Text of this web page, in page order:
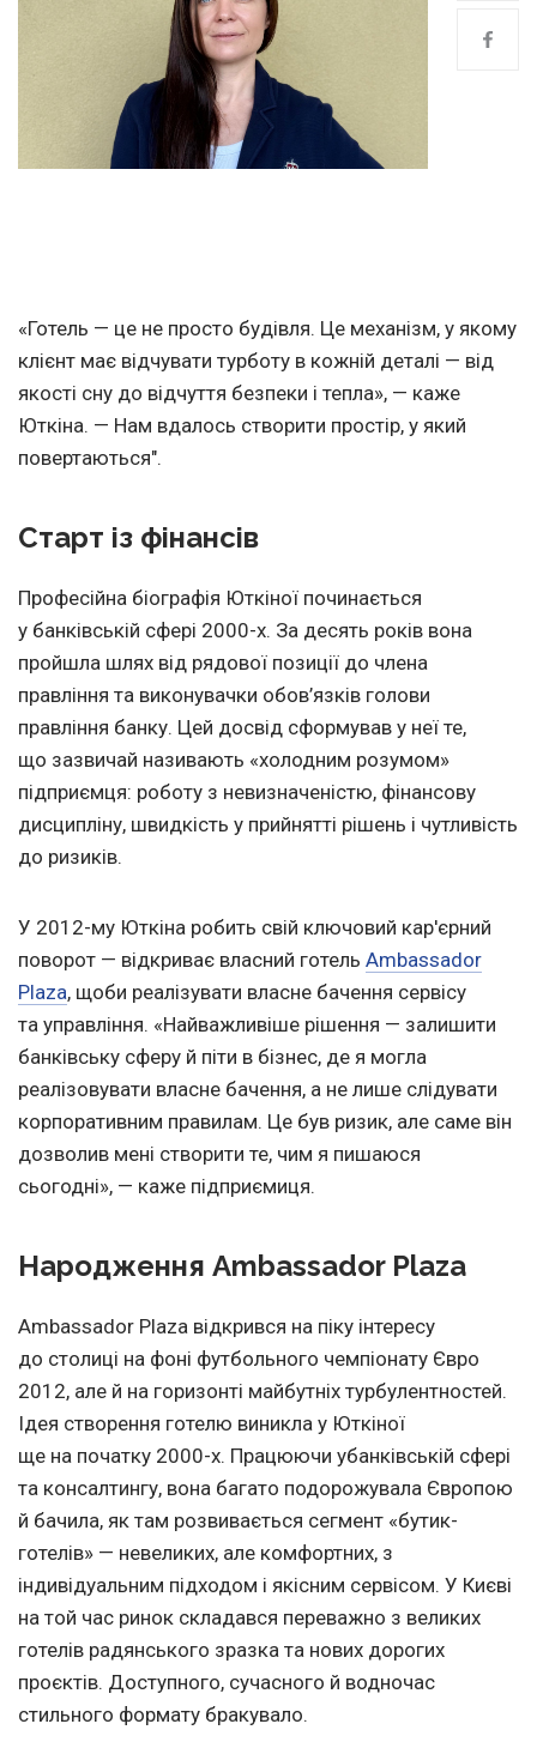
«Готель — це не просто будівля. Це механізм, у якому
клієнт має відчувати турботу в кожній деталі — від
якості сну до відчуття безпеки і тепла», — каже
Юткіна. — Нам вдалось створити простір, у який
повертаються".
Старт із фінансів
Професійна біографія Юткіної починається
у банківській сфері 2000-х. За десять років вона
пройшла шлях від рядової позиції до члена
правління та виконувачки обов’язків голови
правління банку. Цей досвід сформував у неї те,
що зазвичай називають «холодним розумом»
підприємця: роботу з невизначеністю, фінансову
дисципліну, швидкість у прийнятті рішень і чутливість
до ризиків.
У 2012-му Юткіна робить свій ключовий кар'єрний
поворот — відкриває власний готель Ambassador
Plaza, щоби реалізувати власне бачення сервісу
та управління. «Найважливіше рішення — залишити
банківську сферу й піти в бізнес, де я могла
реалізовувати власне бачення, а не лише слідувати
корпоративним правилам. Це був ризик, але саме він
дозволив мені створити те, чим я пишаюся
сьогодні», — каже підприємиця.
Народження Ambassador Plaza
Ambassador Plaza відкрився на піку інтересу
до столиці на фоні футбольного чемпіонату Євро
2012, але й на горизонті майбутніх турбулентностей.
Ідея створення готелю виникла у Юткіної
ще на початку 2000-х. Працюючи убанківській сфері
та консалтингу, вона багато подорожувала Європою
й бачила, як там розвивається сегмент «бутик-
готелів» — невеликих, але комфортних, з
індивідуальним підходом і якісним сервісом. У Києві
на той час ринок складався переважно з великих
готелів радянського зразка та нових дорогих
проєктів. Доступного, сучасного й водночас
стильного формату бракувало.